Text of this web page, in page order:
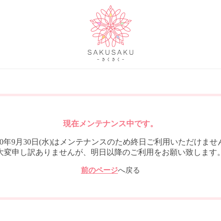
現在メンテナンス中です。
年9月30日(水)はメンテナンスのため終日ご利用いただけませ
変申し訳ありませんが、明日以降のご利用をお願い致します
前のページへ戻る